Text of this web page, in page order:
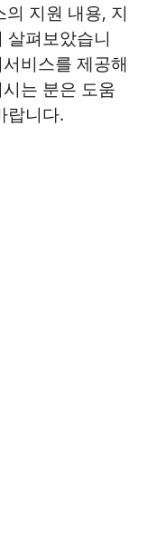
지원 내용, 지
살펴보았습니
비스를 제공해
는 분은 도움
랍니다.